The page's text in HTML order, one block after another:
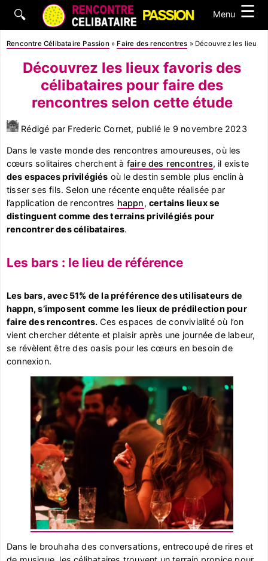
🔍 Menu ☰
Rencontre Célibataire Passion » Faire des rencontres » Découvrez les lieux
Découvrez les lieux favoris des
célibataires pour faire des
rencontres selon cette étude
Rédigé par Frederic Cornet, publié le 9 novembre 2023
Dans le vaste monde des rencontres amoureuses, où les
cœurs solitaires cherchent à faire des rencontres, il existe
des espaces privilégiés où le destin semble plus enclin à
tisser ses fils. Selon une récente enquête réalisée par
l’application de rencontres happn,certains lieux se
distinguent comme des terrains privilégiés pour
rencontrer des célibataires.
Les bars : le lieu de référence
Les bars, avec 51% de la préférence des utilisateurs de
happn, s’imposent comme les lieux de prédilection pour
faire des rencontres. Ces espaces de convivialité où l’on
vient chercher détente et plaisir après une journée de labeur,
se révèlent être des oasis pour les cœurs en besoin de
connexion.
Dans le brouhaha des conversations, entrecoupé de rires et